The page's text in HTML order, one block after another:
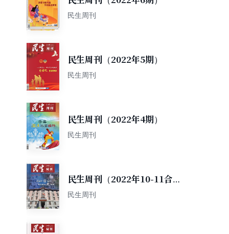
民生周刊
民生周刊（2022年5期）
民生周刊
民生周刊（2022年4期）
民生周刊
民生周刊（2022年10-11合
期）
民生周刊